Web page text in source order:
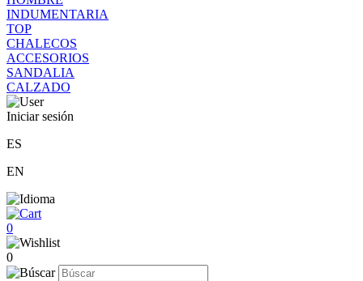
INDUMENTARIA
TOP
CHALECOS
ACCESORIOS
SANDALIA
CALZADO
Iniciar sesión
ES
EN
0
0